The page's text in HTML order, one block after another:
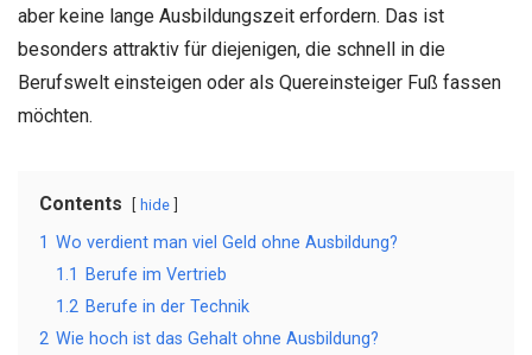
aber keine lange Ausbildungszeit erfordern. Das ist
besonders attraktiv für diejenigen, die schnell in die
Berufswelt einsteigen oder als Quereinsteiger Fuß fassen
möchten.
Contents hide
1 Wo verdient man viel Geld ohne Ausbildung?
1.1
Berufe im Vertrieb
1.2 Berufe in der Technik
2 Wie hoch ist das Gehalt ohne Ausbildung?